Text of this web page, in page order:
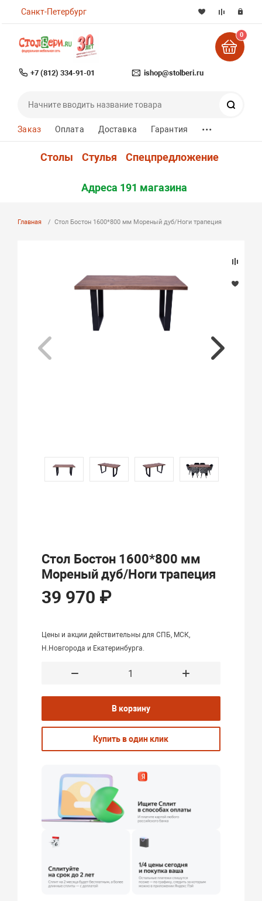
Санкт-Петербург
+7 (812) 334-91-01 ishop@stolberi.ru
0
Заказ Оплата Доставка Гарантия ...
Столы Стулья Спецпредложение
Адреса 191 магазина
Главная Стол Бостон 1600*800 мм Мореный дуб/Ноги трапеция
Стол Бостон 1600*800 мм
Мореный дуб/Ноги трапеция
39 970 ₽
Цены и акции действительны для СПБ, МСК,
Н.Новгорода и Екатеринбурга.
В корзину
Купить в один клик